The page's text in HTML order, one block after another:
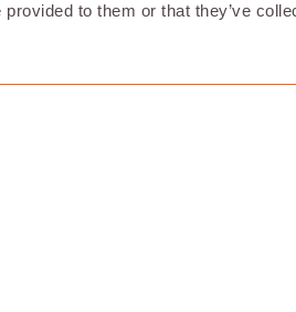
provided to them or that they’ve
centralisés amplifient le
distribuées réduisent la
risques géopolitiques.
abandonné sans pénalité, il ne